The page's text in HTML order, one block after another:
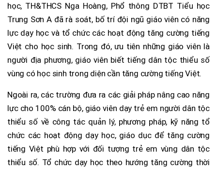
học, TH&THCS Nga Hoàng, Phổ thông DTBT Tiểu học
Trung Sơn A đã rà soát, bố trí đội ngũ giáo viên có năng
lực dạy học và tổ chức các hoạt động tăng cường tiếng
Việt cho học sinh. Trong đó, ưu tiên những giáo viên là
người địa phương, giáo viên biết tiếng dân tộc thiểu số
vùng có học sinh trong diện cần tăng cường tiếng Việt.
Ngoài ra, các trường đưa ra các giải pháp nâng cao năng
lực cho 100% cán bộ, giáo viên dạy trẻ em người dân tộc
thiểu số về công tác quản lý, phương pháp, kỹ năng tổ
chức các hoạt động dạy học, giáo dục để tăng cường
tiếng Việt phù hợp với đối tượng trẻ em vùng dân tộc
thiểu số. Tổ chức dạy học theo hướng tăng cường thời